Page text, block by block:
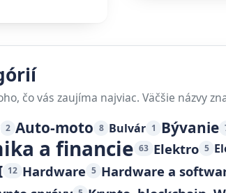
čo vás zaujíma najviac. Väčšie názvy
2 Auto-moto 8 Bulvár 1 Bývanie
a financie 63 Elektro 5
12 Hardware 5 Hardware a